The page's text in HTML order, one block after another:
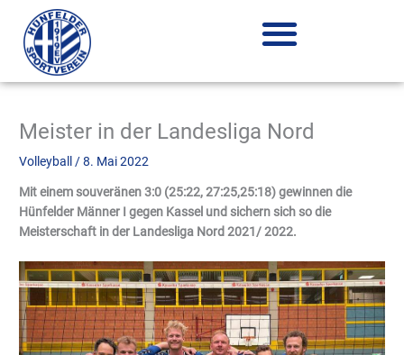
Inhalt
springen
Meister in der Landesliga Nord
Volleyball /8. Mai 2022
Mit einem souveränen 3:0 (25:22, 27:25,25:18) gewinnen die
Hünfelder Männer I gegen Kassel und sichern sich so die
Meisterschaft in der Landesliga Nord 2021/ 2022.